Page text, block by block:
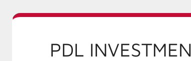
PDL